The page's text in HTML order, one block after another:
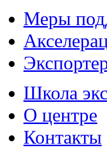
Меры
Школа
О центре
Контакты